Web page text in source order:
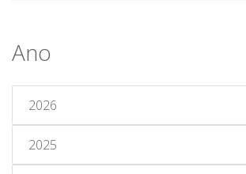
Ano
2026
2025